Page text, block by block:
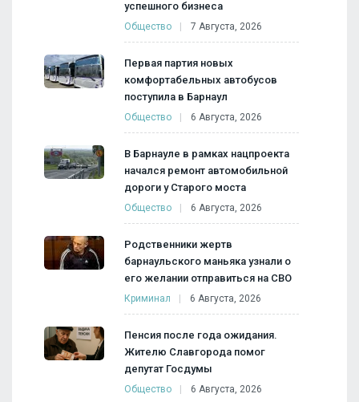
успешного бизнеса
Общество 7 Августа, 2026
Первая партия новых
комфортабельных автобусов
поступила в Барнаул
Общество 6 Августа, 2026
В Барнауле в рамках нацпроекта
начался ремонт автомобильной
дороги у Старого моста
Общество 6 Августа, 2026
Родственники жертв
барнаульского маньяка узнали о
его желании отправиться на СВО
Криминал 6 Августа, 2026
Пенсия после года ожидания.
Жителю Славгорода помог
депутат Госдумы
Общество 6 Августа, 2026